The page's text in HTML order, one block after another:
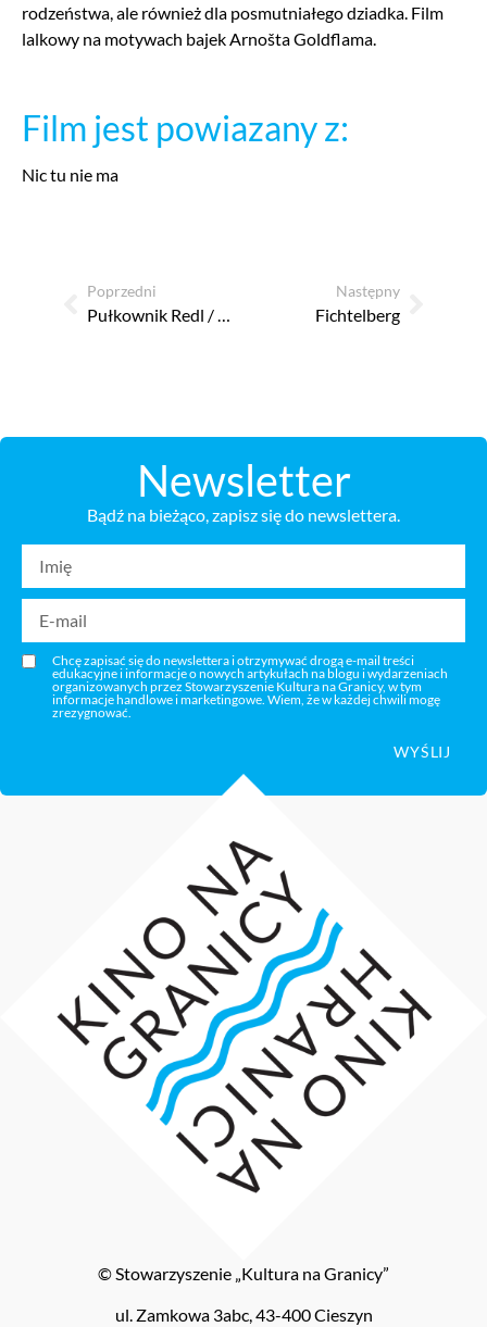
rodzeństwa, ale również dla posmutniałego dziadka. Film
lalkowy na motywach bajek Arnošta Goldflama.
Film jest powiazany z:
Nic tu nie ma
Poprzedni
Pułkownik Redl / Plukovník Redl
Następny
Fichtelberg
Newsletter
Bądź na bieżąco, zapisz się do newslettera.
Chcę zapisać się do newslettera i otrzymywać drogą e-mail treści
edukacyjne i informacje o nowych artykułach na blogu i wydarzeniach
organizowanych przez Stowarzyszenie Kultura na Granicy, w tym
informacje handlowe i marketingowe. Wiem, że w każdej chwili mogę
zrezygnować.
WYŚLIJ
© Stowarzyszenie „Kultura na Granicy”
ul. Zamkowa 3abc, 43-400 Cieszyn